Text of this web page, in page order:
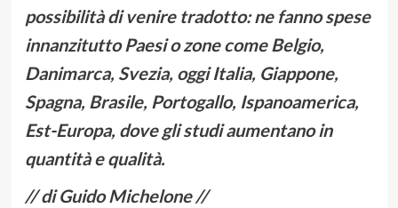
possibilità di venire tradotto: ne fanno spese
innanzitutto Paesi o zone come Belgio,
Danimarca, Svezia, oggi Italia, Giappone,
Spagna, Brasile, Portogallo, Ispanoamerica,
Est-Europa, dove gli studi aumentano in
quantità e qualità.
// di Guido Michelone //